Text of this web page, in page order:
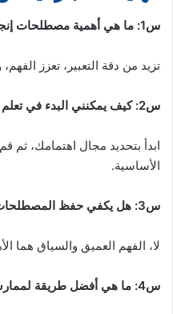
س1: ما هي أهمية مصطلحات إنجليزية مهنية لاختبار آيلتس؟
تزيد من دقة التعبير، تعزز
س2: كيف يمكنني البدء في تعلم هذه المصطلحات؟
ابدأ بتحديد مجال اهتمامك، ثم
الأساسية.
س3: هل يكفي حفظ المصطلحات؟
لا، الفهم العميق والسياق هما
س4: ما هي أفضل طريقة لممارسة هذه المصطلحات؟